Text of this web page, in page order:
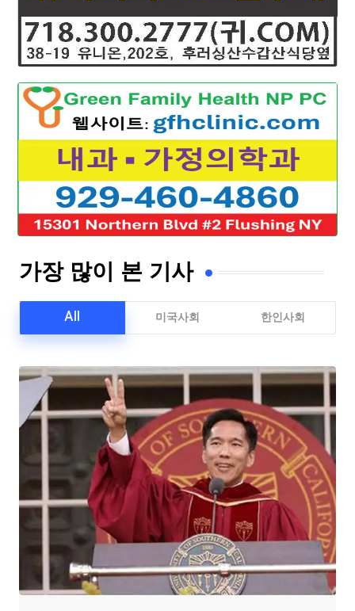
가장 많이 본 기사
All 미국사회 한인사회